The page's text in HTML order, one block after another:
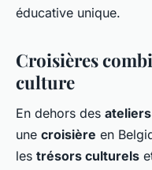
éducative unique.
Croisières
culture
En dehors des
une croisière en
les trésors culturels